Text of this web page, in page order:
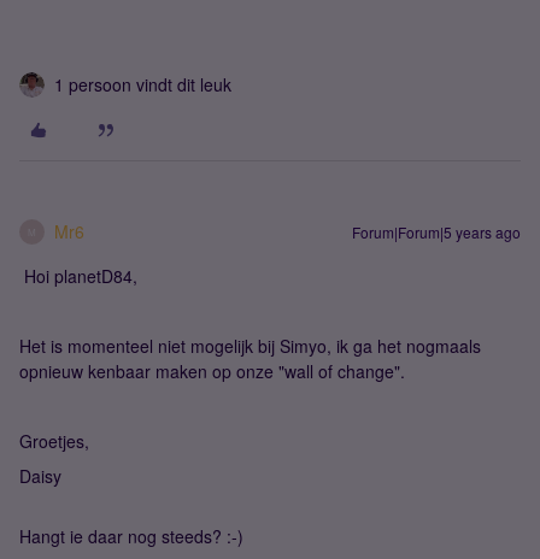
1 persoon vindt dit leuk
Mr6 Forum|Forum|5 years ago
Hoi planetD84,
Het is momenteel niet mogelijk bij Simyo, ik ga het nogmaals
opnieuw kenbaar maken op onze "wall of change".
Groetjes,
Daisy
Hangt ie daar nog steeds? :-)